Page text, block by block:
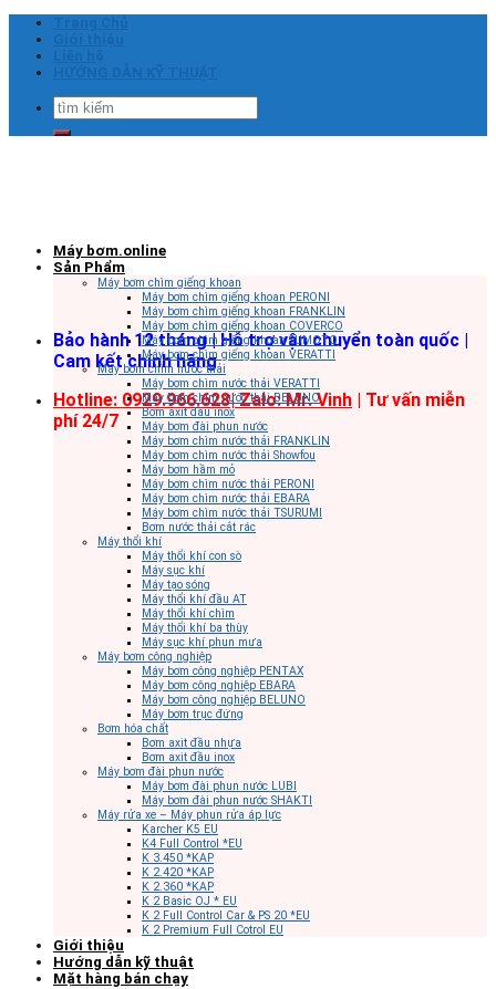
Skip
content
Tìm
kiếm:
Bảo hành 12 tháng | Hỗ trợ vận chuyển toàn quốc |
Cam kết chính hãng
Hotline: 0929.966.628|Zalo: Mr. Vinh | Tư vấn miễn
phí 24/7
Máy bơm.online
Sản Phẩm
Máy bơm chìm giếng khoan
Máy bơm chìm giếng khoan PERONI
Máy bơm chìm giếng khoan FRANKLIN
Máy bơm chìm giếng khoan COVERCO
Máy bơm chìm giếng khoan SUMOTO
Máy bơm chìm giếng khoan VERATTI
Máy bơm chìm nước thải
Máy bơm chìm nước thải VERATTI
Máy bơm chìm nước thải BELUNO
Bơm axit đầu inox
Máy bơm đài phun nước
Máy bơm chìm nước thải FRANKLIN
Máy bơm chìm nước thải Showfou
Máy bơm hầm mỏ
Máy bơm chìm nước thải PERONI
Máy bơm chìm nước thải EBARA
Máy bơm chìm nước thải TSURUMI
Bơm nước thải cắt rác
Máy thổi khí
Máy thổi khí con sò
Máy sục khí
Máy tạo sóng
Máy thổi khí đầu AT
Máy thổi khí chìm
Máy thổi khí ba thùy
Máy sục khí phun mưa
Máy bơm công nghiệp
Máy bơm công nghiệp PENTAX
Máy bơm công nghiệp EBARA
Máy bơm công nghiệp BELUNO
Máy bơm trục đứng
Bơm hóa chất
Bơm axit đầu nhựa
Bơm axit đầu inox
Máy bơm đài phun nước
Máy bơm đài phun nước LUBI
Máy bơm đài phun nước SHAKTI
Máy rửa xe – Máy phun rửa áp lực
Karcher K5 EU
K4 Full Control *EU
K 3.450 *KAP
K 2.420 *KAP
K 2.360 *KAP
K 2 Basic OJ * EU
K 2 Full Control Car & PS 20 *EU
K 2 Premium Full Cotrol EU
Giới thiệu
Hướng dẫn kỹ thuật
Mặt hàng bán chạy